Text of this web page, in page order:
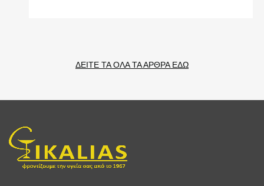
ΔΕΙΤΕ ΤΑ ΟΛΑ ΤΑ ΑΡΘΡΑ ΕΔΩ